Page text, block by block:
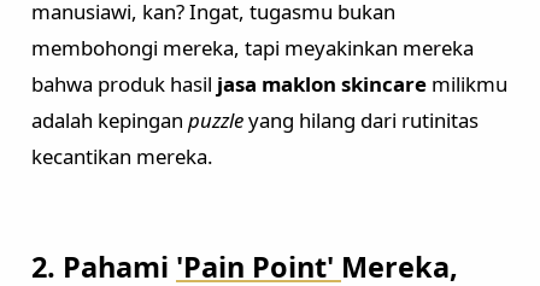
Layanan Sertifikat
Pergudangan &
manusiawi, kan? Ingat, tugasmu bukan
membohongi mereka, tapi meyakinkan mereka
bahwa produk hasil jasa maklon skincare milikmu
adalah kepingan puzzleyang hilang dari rutinitas
kecantikan mereka.
2. Pahami 'Pain Point' Mereka,